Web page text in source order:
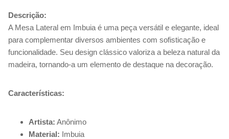
Descrição:
A Mesa Lateral em Imbuia é uma peça versátil e elegante, ideal
para complementar diversos ambientes com sofisticação e
funcionalidade. Seu design clássico valoriza a beleza natural da
madeira, tornando-a um elemento de destaque na decoração.
Características:
Artista: Anônimo
Material: Imbuia